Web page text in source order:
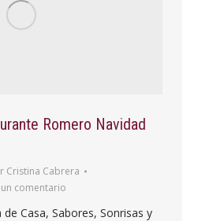
Romero Navidad
Cristina Cabrera
comentario
Casa, Sabores, Sonrisas y